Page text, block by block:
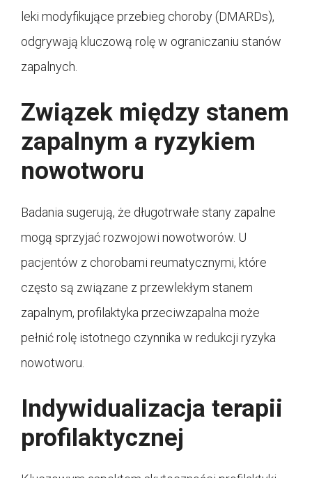
leki modyfikujące przebieg choroby (DMARDs),
odgrywają kluczową rolę w ograniczaniu stanów
zapalnych.
Związek między stanem
zapalnym a ryzykiem
nowotworu
Badania sugerują, że długotrwałe stany zapalne
mogą sprzyjać rozwojowi nowotworów. U
pacjentów z chorobami reumatycznymi, które
często są związane z przewlekłym stanem
zapalnym, profilaktyka przeciwzapalna może
pełnić rolę istotnego czynnika w redukcji ryzyka
nowotworu.
Indywidualizacja terapii
profilaktycznej